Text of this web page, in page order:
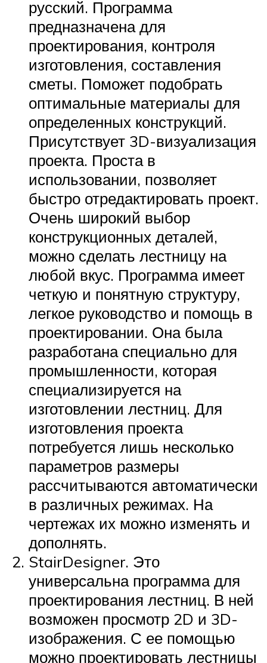
русский. Программа
предназначена для
проектирования, контроля
изготовления, составления
сметы. Поможет подобрать
оптимальные материалы для
определенных конструкций.
Присутствует 3D-визуализация
проекта. Проста в
использовании, позволяет
быстро отредактировать проект.
Очень широкий выбор
конструкционных деталей,
можно сделать лестницу на
любой вкус. Программа имеет
четкую и понятную структуру,
легкое руководство и помощь в
проектировании. Она была
разработана специально для
промышленности, которая
специализируется на
изготовлении лестниц. Для
изготовления проекта
потребуется лишь несколько
параметров размеры
рассчитываются автоматически
в различных режимах. На
чертежах их можно изменять и
дополнять.
StairDesigner. Это
универсальна программа для
проектирования лестниц. В ней
возможен просмотр 2D и 3D-
изображения. С ее помощью
можно проектировать лестницы